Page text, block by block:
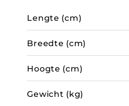
Lengte (cm)
Breedte (cm)
Hoogte (cm)
Gewicht (kg)